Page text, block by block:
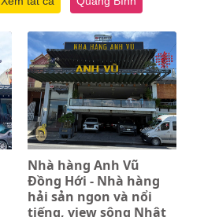
Nhà hàng Anh Vũ
Đồng Hới - Nhà hàng
hải sản ngon và nổi
tiếng, view sông Nhật